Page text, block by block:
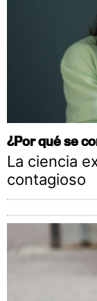
¿Por qué se
La ciencia
contagioso